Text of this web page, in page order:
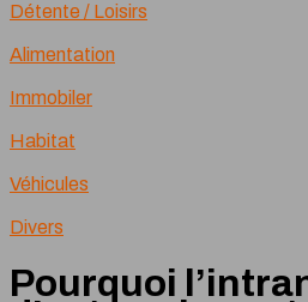
Détente / Loisirs
Alimentation
Immobiler
Habitat
Véhicules
Divers
Pourquoi